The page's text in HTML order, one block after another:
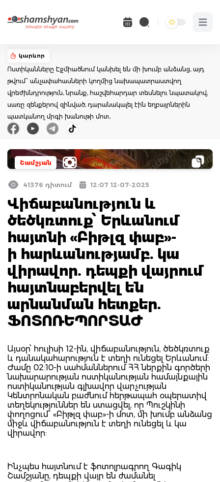
Open
կարևոր
Ոստիկանները Էջմիածնում կանխել են մի խումբ անձանց, այդ
թվում՝ անչափահասների կողմից նախապատրաստվող
վրեժխնդրություն, նրանք, հաշվեհարդար տեսնելու նպատակով,
սառը զենքերով զինված, դարանակալել էին եղբայրներին
պատկանող մրգի խանութի մոտ․
Շամշյան
41376 դիտում 12:07 12-07-2025
Վիճաբանություն և
ծեծկռտուք՝ Երևանում
հայտնի «Բիթլզ փաբ»-
ի հարևանությամբ. կա
վիրավոր. դեպքի վայրում
հայտնաբերվել են
արնանման հետքեր.
ՖՈՏՈՌԵՊՈՐՏԱԺ
Այսօր՝ հուլիսի 12-ին, վիճաբանություն, ծեծկռտուք
և դանակահարություն է տեղի ունեցել Երևանում:
Ժամը 02:10-ի սահմաններում ՀՀ ներքին գործերի
նախարարության ոստիկանության համայնքային
ոստիկանության գլխավոր վարչության
Կենտրոնական բաժնում հերթապահ օպերատիվ
տեղեկություններ են ստացվել, որ Պուշկինի
փողոցում՝ «Բիթլզ փաբ»-ի մոտ, մի խումբ անձանց
միջև վիճաբանություն է տեղի ունեցել և կա
վիրավոր:
Ինչպես հայտնում է ֆոտոլրագրող Գագիկ
Շամշյանը, դեպքի վայր են ժամանել